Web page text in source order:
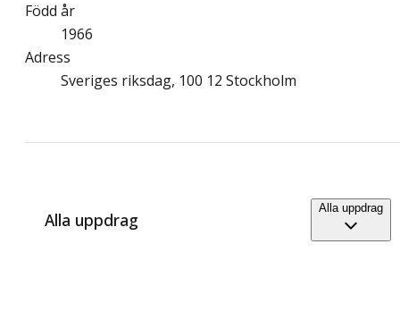
Född år
1966
Adress
Sveriges riksdag, 100 12 Stockholm
Alla uppdrag
Alla uppdrag